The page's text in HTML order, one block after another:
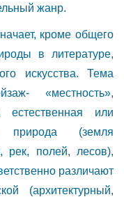
жанр.
кроме общего
в литературе,
искусства. Тема
«местность»,
естественная или
природа (земля
полей, лесов),
различают
(архитектурный,